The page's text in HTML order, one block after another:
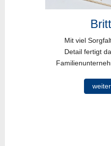
Mit viel
Detail fertigt